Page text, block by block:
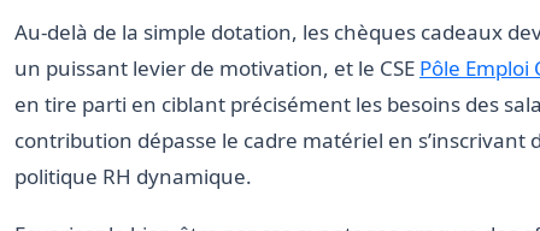
Au-delà de la simple dotation, les chèques cadeaux
un puissant levier de motivation, et le CSE Pôle Emploi
en tire parti en ciblant précisément les besoins des
contribution dépasse le cadre matériel en s’inscrivant
politique RH dynamique.